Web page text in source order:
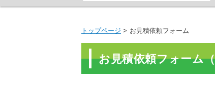
トップページ お見積依頼フォーム
お見積依頼フォーム